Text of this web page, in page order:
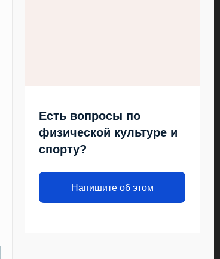
Есть вопросы по
физической культуре и
спорту?
Напишите об этом